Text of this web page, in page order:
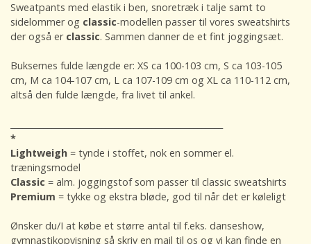
Sweatpants med elastik i ben, snoretræk i talje samt to
sidelommer og classic-modellen passer til vores sweatshirts
der også er classic. Sammen danner de et fint joggingsæt.
Buksernes fulde længde er: XS ca 100-103 cm, S ca 103-105
cm, M ca 104-107 cm, L ca 107-109 cm og XL ca 110-112 cm,
altså den fulde længde, fra livet til ankel.
*
Lightweigh = tynde i stoffet, nok en sommer el.
træningsmodel
Classic = alm. joggingstof som passer til classic sweatshirts
Premium = tykke og ekstra bløde, god til når det er køleligt
Ønsker du/I at købe et større antal til f.eks. danseshow,
gymnastikopvisning så skriv en mail til os og vi kan finde en